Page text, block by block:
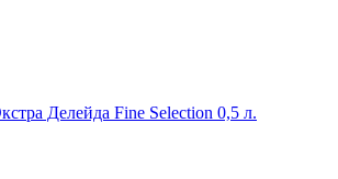
Делейда Fine Selection 0,5 л.